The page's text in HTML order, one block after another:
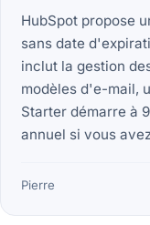
HubSpot propose
sans date
inclut la gestion
modèles d'e-mail,
Starter démarre à
annuel si vous
Pierre